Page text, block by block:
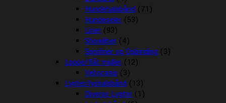
Hundehalsbånd (71)
Hundeseler (53)
Liner (93)
Showliner (4)
Sporliner og Opbinding (3)
Loppe/flåt midler (12)
Vetocanis (3)
Lygter/lyshalsbånd (13)
Diverse Lygter (1)